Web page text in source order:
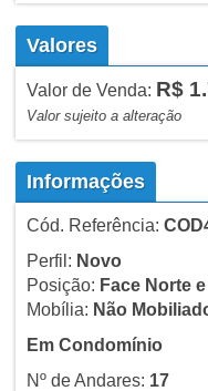
Valores
Valor de Venda: R$
Valor sujeito a alteração
Informações
Cód. Referência:
Perfil: Novo
Posição: Face Norte
Mobília: Não
Em Condomínio
Nº de Andares: 17